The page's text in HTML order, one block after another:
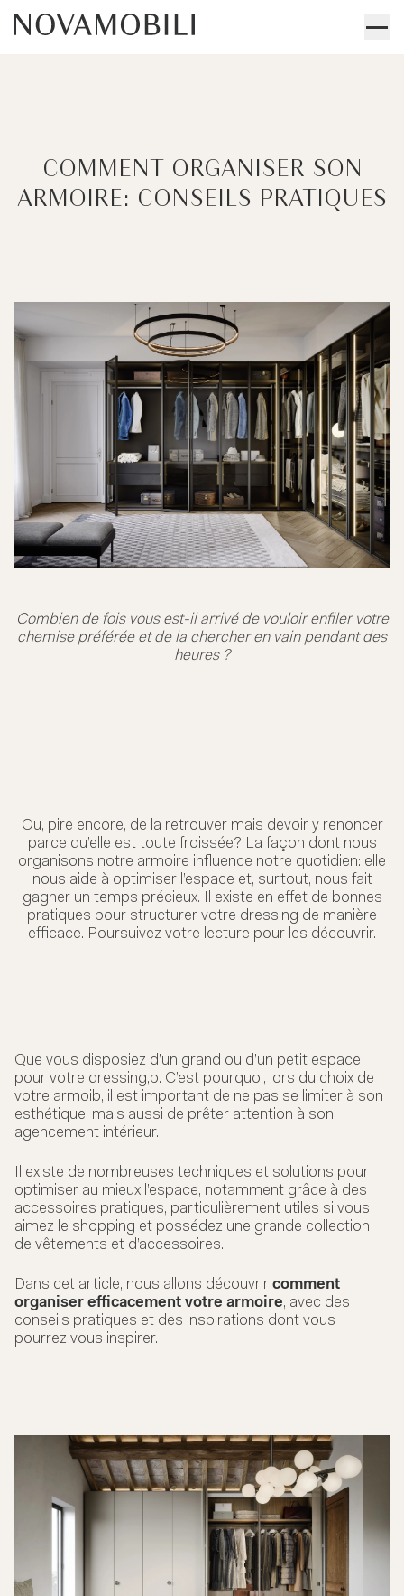
COMMENT ORGANISER SON
ARMOIRE: CONSEILS PRATIQUES
Combien de fois vous est-il arrivé de vouloir enfiler votre
chemise préférée et de la chercher en vain pendant des
heures ?
Ou, pire encore, de la retrouver mais devoir y renoncer
parce qu’elle est toute froissée? La façon dont nous
organisons notre armoire influence notre quotidien: elle
nous aide à optimiser l’espace et, surtout, nous fait
gagner un temps précieux. Il existe en effet de bonnes
pratiques pour structurer votre dressing de manière
efficace. Poursuivez votre lecture pour les découvrir.
Que vous disposiez d’un grand ou d’un petit espace
pour votre dressing,b. C’est pourquoi, lors du choix de
votre armoib, il est important de ne pas se limiter à son
esthétique, mais aussi de prêter attention à son
agencement intérieur.
Il existe de nombreuses techniques et solutions pour
optimiser au mieux l’espace, notamment grâce à des
accessoires pratiques, particulièrement utiles si vous
aimez le shopping et possédez une grande collection
de vêtements et d’accessoires.
Dans cet article, nous allons découvrir comment
organiser efficacement votre armoire, avec des
conseils pratiques et des inspirations dont vous
pourrez vous inspirer.